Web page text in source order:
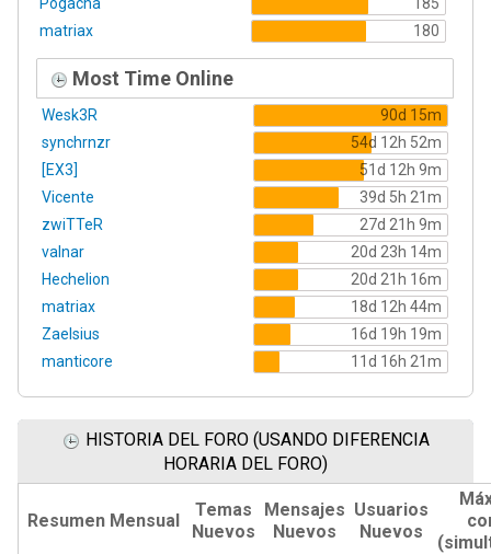
matriax
180
Most Time Online
Wesk3R
90d 15m
synchrnzr
54d 12h 52m
[EX3]
51d 12h 9m
Vicente
39d 5h 21m
zwiTTeR
27d 21h 9m
valnar
20d 23h 14m
Hechelion
20d 21h 16m
matriax
18d 12h 44m
Zaelsius
16d 19h 19m
manticore
11d 16h 21m
HISTORIA DEL FORO (USANDO DIFERENCIA
HORARIA DEL FORO)
Resumen Mensual
Temas
Nuevos
Mensajes
Nuevos
Usuarios
Nuevos